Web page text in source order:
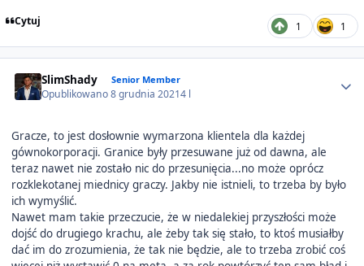
Cytuj 1 1
SlimShady Senior Member
Opublikowano8 grudnia 20214 l
Gracze, to jest dosłownie wymarzona klientela dla każdej
gównokorporacji. Granice były przesuwane już od dawna, ale
teraz nawet nie zostało nic do przesunięcia...no może oprócz
rozklekotanej miednicy graczy. Jakby nie istnieli, to trzeba by było
ich wymyślić.
Nawet mam takie przeczucie, że w niedalekiej przyszłości może
dojść do drugiego krachu, ale żeby tak się stało, to ktoś musiałby
dać im do zrozumienia, że tak nie będzie, ale to trzeba zrobić coś